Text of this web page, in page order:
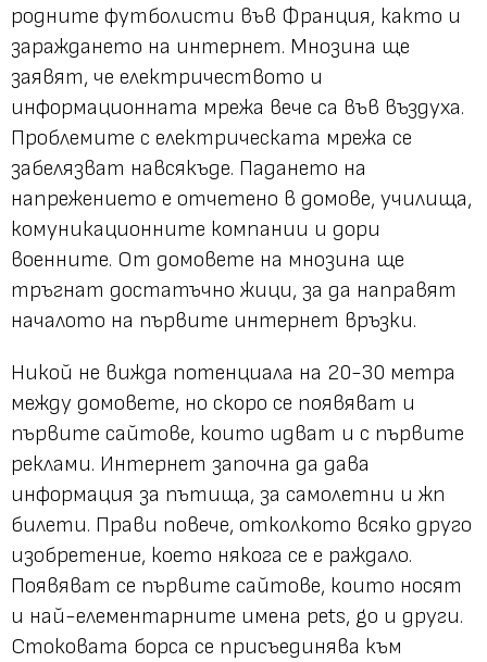
родните футболисти във Франция, както и
зараждането на интернет. Мнозина ще
заявят, че електричеството и
информационната мрежа вече са във въздуха.
Проблемите с електрическата мрежа се
забелязват навсякъде. Падането на
напрежението е отчетено в домове, училища,
комуникационните компании и дори
военните. От домовете на мнозина ще
тръгнат достатъчно жици, за да направят
началото на първите интернет връзки.
Никой не вижда потенциала на 20-30 метра
между домовете, но скоро се появяват и
първите сайтове, които идват и с първите
реклами. Интернет започна да дава
информация за пътища, за самолетни и жп
билети. Прави повече, отколкото всяко друго
изобретение, което някога се е раждало.
Появяват се първите сайтове, които носят
и най-елементарните имена pets, go и други.
Стоковата борса се присъединява към